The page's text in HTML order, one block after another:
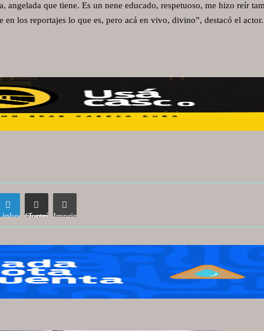
angelada que tiene. Es un nene educado, respetuoso, me hizo reír
en los reportajes lo que es, pero acá en vivo, divino”, destacó el
Compartir vía correo electrónicoImprimir